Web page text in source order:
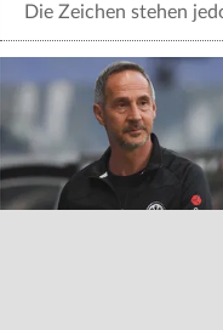
Die Zeichen stehen